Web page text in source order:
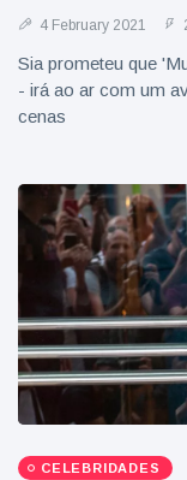
4 February 2021
Sia prometeu que
- irá ao ar com um
cenas
CELEBRIDADES